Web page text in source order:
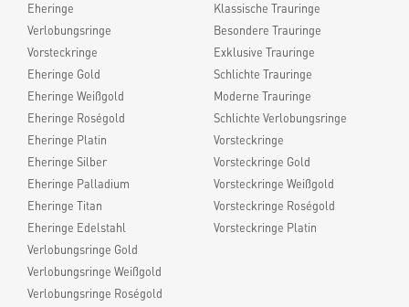
Eheringe
Verlobungsringe
Vorsteckringe
Eheringe Gold
Eheringe Weißgold
Eheringe Roségold
Eheringe Platin
Eheringe Silber
Eheringe Palladium
Eheringe Titan
Eheringe Edelstahl
Verlobungsringe Gold
Verlobungsringe Weißgold
Verlobungsringe Roségold
Klassische Trauringe
Besondere Trauringe
Exklusive Trauringe
Schlichte Trauringe
Moderne Trauringe
Schlichte Verlobungsringe
Vorsteckringe
Vorsteckringe Gold
Vorsteckringe Weißgold
Vorsteckringe Roségold
Vorsteckringe Platin